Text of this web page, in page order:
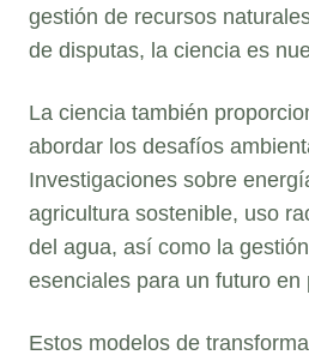
gestión de recursos
de disputas, la ciencia es
La ciencia también
abordar los desafíos
Investigaciones sobre
agricultura sostenible, uso
del agua, así como la
esenciales para un futuro en
Estos modelos de